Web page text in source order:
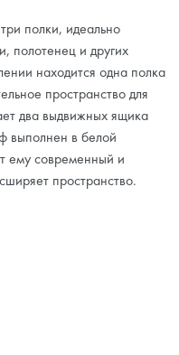
полки, идеально
полотенец и других
находится одна полка
пространство для
два выдвижных ящика
в белой
ему современный и
пространство.